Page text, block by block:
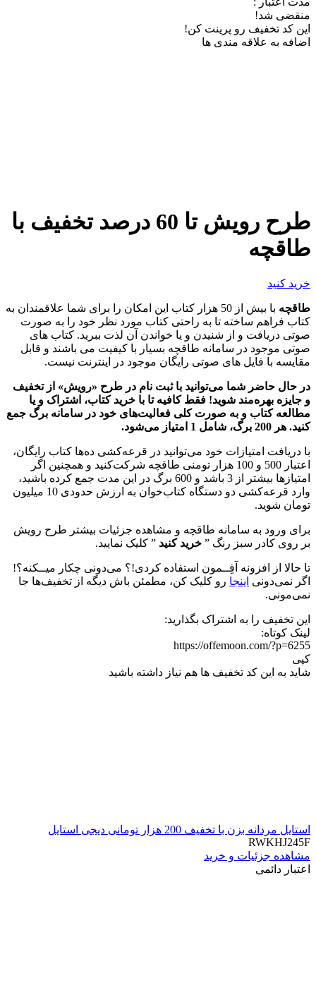
منقضی شد!
این کد تخفیف رو پرینت کن!
اضافه به علاقه مندی ها
طرح رویش تا 60 درصد تخفیف با
طاقچه
خرید کنید
طاقچه
با بیش از 50 هزار کتاب این امکان را برای شما علاقمندان به
کتاب فراهم ساخته تا به راحتی کتاب مورد نظر خود را به صورت
صوتی دریافت و از شنیدن و یا خواندن آن لذت ببرید. کتاب های
صوتی موجود در سامانه طاقچه بسیار با کیفیت می باشند و قابل
مقایسه با فایل های صوتی رایگان موجود در اینترنت نیست.
در حال حاضر شما می‌توانید با ثبت نام در طرح «رویش» از تخفیف
و جایزه بهره‌مند شوید! فقط کافیه تا با خرید کتاب، اشتراک و یا
مطالعه کتاب و به صورت کلی فعالیت‌های خود در سامانه برگ جمع
کنید. هر 200 برگ، شامل 1 امتیاز می‌شود.
با دریافت امتیازات خود می‌توانید در قرعه‌‌کشی ده‌ها کتاب رایگان،
اعتبار 500 و 100 هزار تومنی طاقچه شرکت‌کنید و همچنین اگر
امتیازها بیشتر از 3 باشد و 600 برگ در این مدت جمع کرده باشید،
وارد قرعه‌‌کشی دو دستگاه کتاب‌خوان به ارزش حدودی 10 میلیون
تومان شوید.
برای ورود به سامانه طاقچه و مشاهده جزئیات بیشتر طرح رویش
بر روی کادر سبز رنگ ” خرید کنید ” کلیک نمایید.
تا حالا از افزونه آفِــمون استفاده کردی!؟ می‌دونی چکار میــکنه؟!
اگر نمی‌دونی اینجا رو کلیک کن، مطمئن باش دیگه از تخفیف‌ها جا
نمی‌مونی.
این تخفیف را به اشتراک بگذارید:
لینک کوتاه:
https://offemoon.com/?p=6255
کپی
شاید به این کد تخفیف ها هم نیاز داشته باشید
استایل مردانه بزن با تخفیف 200 هزار تومانی دیجی استایل
RWKHJ245F
مشاهده جزئیات و خرید
اعتبار دائمی